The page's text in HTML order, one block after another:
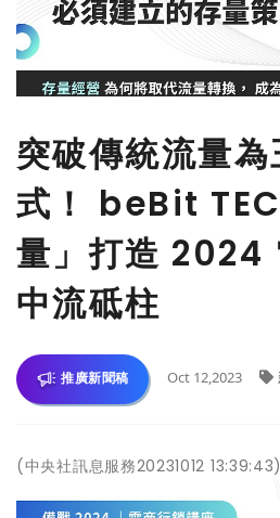
突破傳統流量
式！ beBit
量」打造 2024
中流砥柱
推廣新聞稿 Oct 12,2023
(中央社訊息服務20231012 13:39:43)